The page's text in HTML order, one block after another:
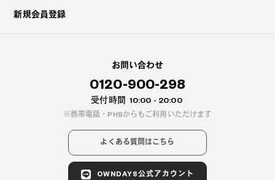
新規会員登録
お問い合わせ
0120-900-298
受付時間 10:00 - 20:00
携帯電話・PHSからもご利用いただけます
よくある質問はこちら
OWNDAYS公式アカウント